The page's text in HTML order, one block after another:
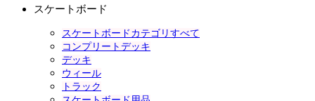
スケートボード
スケートボードカテゴリすべて
コンプリートデッキ
デッキ
ウィール
トラック